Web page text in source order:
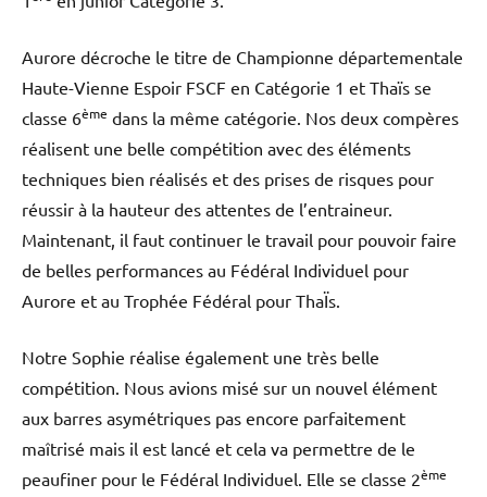
Aurore décroche le titre de Championne départementale
Haute-Vienne Espoir FSCF en Catégorie 1 et Thaïs se
classe 6ème dans la même catégorie. Nos deux compères
réalisent une belle compétition avec des éléments
techniques bien réalisés et des prises de risques pour
réussir à la hauteur des attentes de l’entraineur.
Maintenant, il faut continuer le travail pour pouvoir faire
de belles performances au Fédéral Individuel pour
Aurore et au Trophée Fédéral pour ThaÏs.
Notre Sophie réalise également une très belle
compétition. Nous avions misé sur un nouvel élément
aux barres asymétriques pas encore parfaitement
maîtrisé mais il est lancé et cela va permettre de le
peaufiner pour le Fédéral Individuel. Elle se classe 2ème